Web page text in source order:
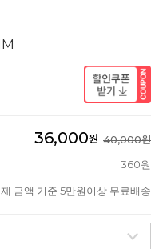
36,000원 40,000원
360원
금액 기준 5만원이상 무료배송